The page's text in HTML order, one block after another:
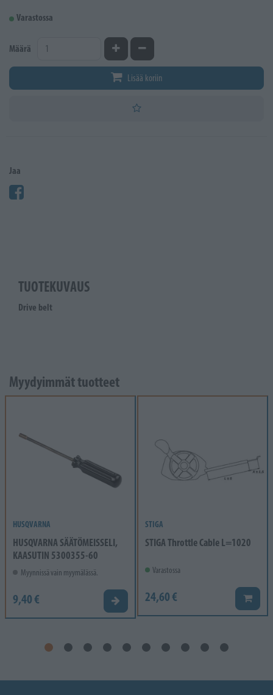
Varastossa
Määrä Kasvata määrääVähennä määrää
Lisää koriin
Jaa
TUOTEKUVAUS
Drive belt
Myydyimmät tuotteet
HUSQVARNA
HUSQVARNA SÄÄTÖMEISSELI,
KAASUTIN 5300355-60
Myynnissä vain myymälässä.
9,40 € Valitse vaihtoehto
STIGA
STIGA Throttle Cable L=1020
Varastossa
24,60 € Lisää